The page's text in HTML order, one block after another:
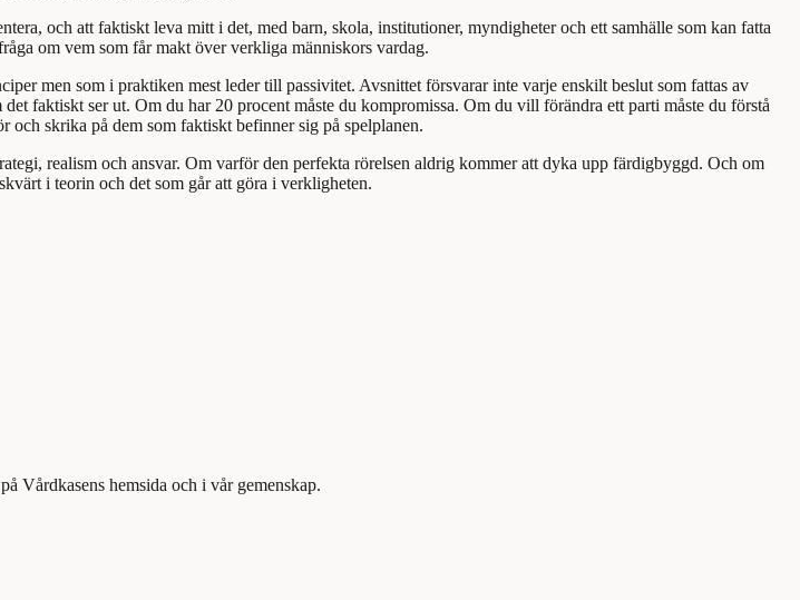
och att faktiskt leva mitt i det, med barn, skola, institutioner, myndigheter och ett samhälle som kan fatta
om vem som får makt över verkliga människors vardag.
men som i praktiken mest leder till passivitet. Avsnittet försvarar inte varje enskilt beslut som fattas av
faktiskt ser ut. Om du har 20 procent måste du kompromissa. Om du vill förändra ett parti måste du förstå
skrika på dem som faktiskt befinner sig på spelplanen.
realism och ansvar. Om varför den perfekta rörelsen aldrig kommer att dyka upp färdigbyggd. Och om
i teorin och det som går att göra i verkligheten.
Vårdkasens hemsida och i vår gemenskap.